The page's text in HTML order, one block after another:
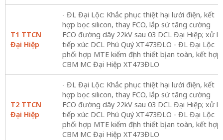
T1 TTCN
Đại Hiệp
- ĐL Đại Lộc: Khắc phục thiệt hại lưới điện, kết
hợp bọc silicon, thay FCO, lắp sứ tăng cường
FCO đường dây 22kV sau 03 DCL Đại Hiệp; xử lý
tiếp xúc DCL Phú Quý XT473ĐLO - ĐL Đại Lộc
phối hợp MTE kiểm định thiết bị an toàn, kết hợp
CBM MC Đại Hiệp XT473ĐLO
T2 TTCN
Đại Hiệp
- ĐL Đại Lộc: Khắc phục thiệt hại lưới điện, kết
hợp bọc silicon, thay FCO, lắp sứ tăng cường
FCO đường dây 22kV sau 03 DCL Đại Hiệp; xử lý
tiếp xúc DCL Phú Quý XT473ĐLO - ĐL Đại Lộc
phối hợp MTE kiểm định thiết bị an toàn, kết hợp
CBM MC Đại Hiệp XT473ĐLO